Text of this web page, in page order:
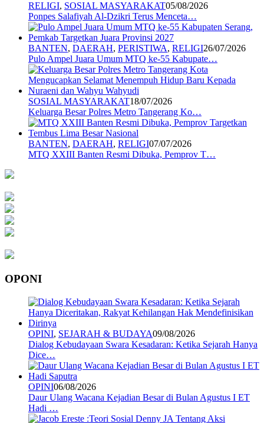
RELIGI, SOSIAL MASYARAKAT05/08/2026
Ponpes Salafiyah Al-Dzikri Terus Menceta…
BANTEN, DAERAH, PERISTIWA, RELIGI26/07/2026
Pulo Ampel Juara Umum MTQ ke-55 Kabupate…
SOSIAL MASYARAKAT18/07/2026
Keluarga Besar Polres Metro Tangerang Ko…
BANTEN, DAERAH, RELIGI07/07/2026
MTQ XXIII Banten Resmi Dibuka, Pemprov T…
OPONI
OPINI, SEJARAH & BUDAYA09/08/2026
Dialog Kebudayaan Swara Kesadaran: Ketika Sejarah Hanya
Dice…
OPINI06/08/2026
Daur Ulang Wacana Kejadian Besar di Bulan Agustus I ET
Hadi …